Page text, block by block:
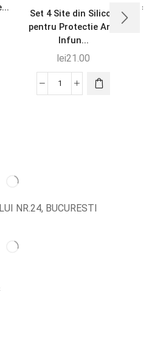
Set 4 Site din Silicon
pentru Protectie Anti
Infun...
lei21.00
NR.24, BUCURESTI